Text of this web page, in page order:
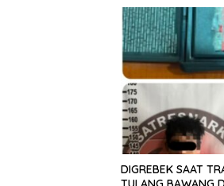
DIGREBEK SAAT